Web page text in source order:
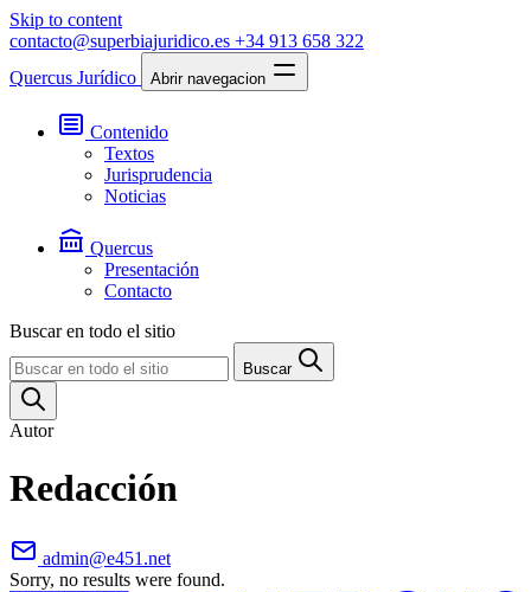
Skip to content
contacto@superbiajuridico.es +34 913 658 322
Quercus Jurídico
Abrir navegacion
Contenido
Textos
Jurisprudencia
Noticias
Quercus
Presentación
Contacto
Buscar en todo el sitio
Buscar
Autor
Redacción
admin@e451.net
Sorry, no results were found.